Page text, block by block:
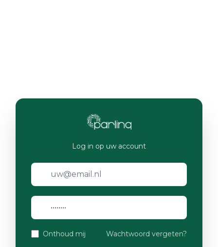
Log in op uw account
Onthoud mij Wachtwoord vergeten?